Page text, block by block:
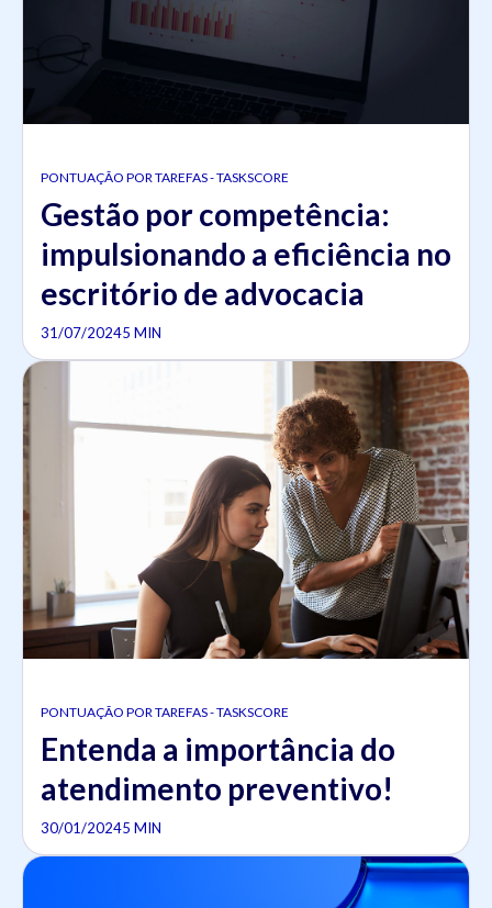
PONTUAÇÃO POR TAREFAS - TASKSCORE
Gestão por competência:
impulsionando a eficiência no
escritório de advocacia
31/07/20245 MIN
PONTUAÇÃO POR TAREFAS - TASKSCORE
Entenda a importância do
atendimento preventivo!
30/01/20245 MIN